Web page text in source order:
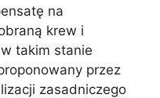
na
krew i
takim stanie
przez
zasadniczego